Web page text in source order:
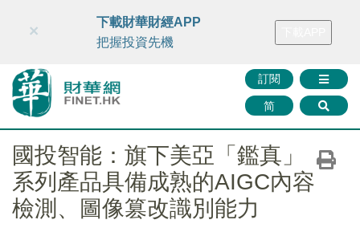
財華智庫網 FINTV FINMETA 財華證券 媒體矩陣
訂閱
简
×
下載財華財經APP
把握投資先機
國投智能：旗下美亞「鑑真」
系列產品具備成熟的AIGC內容
檢測、圖像篡改識別能力